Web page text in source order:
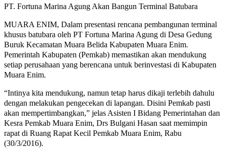
PT. Fortuna Marina Agung Akan Bangun Terminal Batubara
MUARA ENIM, Dalam presentasi rencana pembangunan terminal
khusus batubara oleh PT Fortuna Marina Agung di Desa Gedung
Buruk Kecamatan Muara Belida Kabupaten Muara Enim.
Pemerintah Kabupaten (Pemkab) memastikan akan mendukung
setiap perusahaan yang berencana untuk berinvestasi di Kabupaten
Muara Enim.
“Intinya kita mendukung, namun tetap harus dikaji terlebih dahulu
dengan melakukan pengecekan di lapangan. Disini Pemkab pasti
akan mempertimbangkan,” jelas Asisten I Bidang Pemerintahan dan
Kesra Pemkab Muara Enim, Drs Bulgani Hasan saat memimpin
rapat di Ruang Rapat Kecil Pemkab Muara Enim, Rabu
(30/3/2016).